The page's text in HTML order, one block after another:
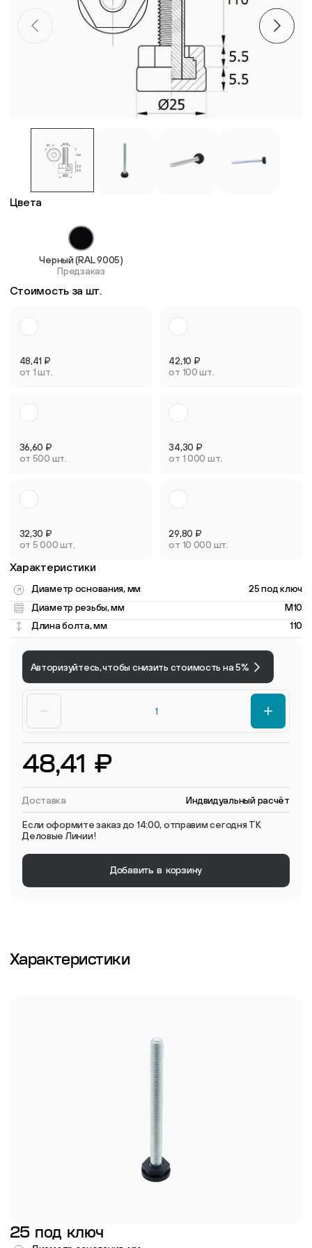
Цвета
Черный (RAL 9005)
Предзаказ
Стоимость за шт.
48,41 ₽
от 1 шт.
42,10 ₽
от 100 шт.
36,60 ₽
от 500 шт.
34,30 ₽
от 1 000 шт.
32,30 ₽
от 5 000 шт.
29,80 ₽
от 10 000 шт.
Характеристики
Диаметр основания, мм
25 под ключ
Диаметр резьбы, мм
M10
Длина болта, мм
110
Авторизуйтесь, чтобы снизить стоимость на 5%
48,41 ₽
Доставка Индвидуальный расчёт
Если оформите заказ до 14:00, отправим сегодня ТК
Деловые Линии!
Добавить в корзину
Характеристики
25 под ключ
Пластиковые столешницы для школьных парт
Комплектующие для мебели
Система выравнивания плитки
Дюбель